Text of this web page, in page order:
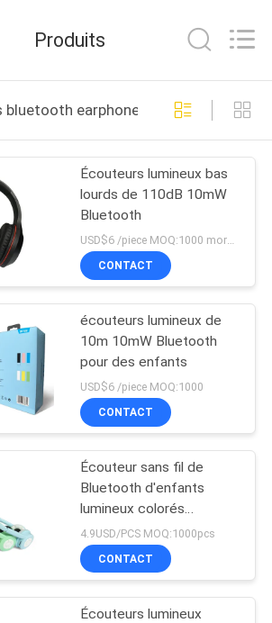
Produits
bluetooth earphones fabrication en
Écouteurs lumineux bas
lourds de 110dB 10mW
Bluetooth
USD$6 /piece MOQ:1000 morceaux par articles
CONTACT
écouteurs lumineux de
10m 10mW Bluetooth
pour des enfants
USD$6 /piece MOQ:1000
CONTACT
Écouteur sans fil de
Bluetooth d'enfants
lumineux colorés
d'écouteurs
4.9USD/PCS MOQ:1000pcs
CONTACT
Écouteurs lumineux